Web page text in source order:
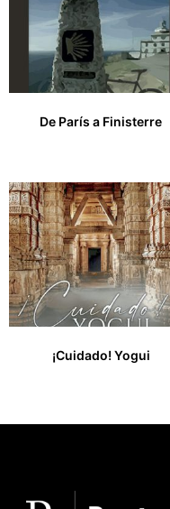
De París a Finisterre
¡Cuidado! Yogui